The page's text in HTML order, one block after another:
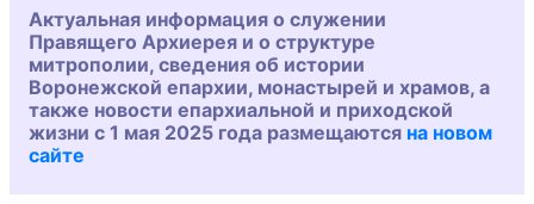
Актуальная информация о служении
Правящего Архиерея и о структуре
митрополии, сведения об истории
Воронежской епархии, монастырей и храмов, а
также новости епархиальной и приходской
жизни с 1 мая 2025 года размещаются на новом
сайте